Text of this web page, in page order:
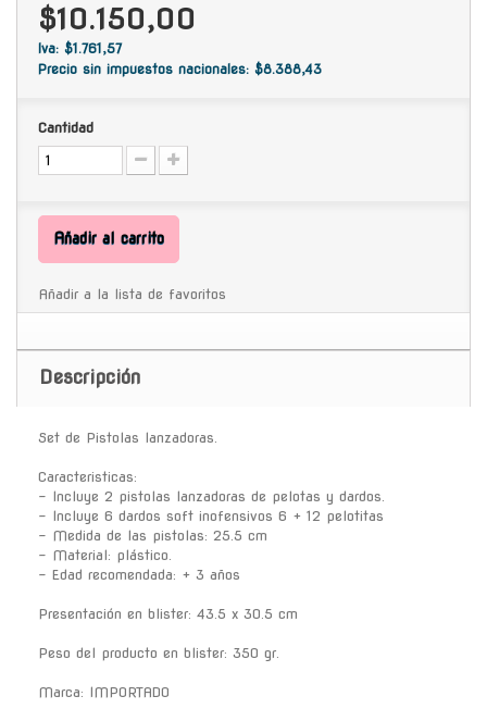
$10.150,00
Iva: $1.761,57
Precio sin impuestos nacionales: $8.388,43
Cantidad
Añadir al carrito
Añadir a la lista de favoritos
Descripción
Set de Pistolas lanzadoras.
Caracteristicas:
- Incluye 2 pistolas lanzadoras de pelotas y dardos.
- Incluye 6 dardos soft inofensivos 6 + 12 pelotitas
- Medida de las pistolas: 25.5 cm
- Material: plástico.
- Edad recomendada: + 3 años
Presentación en blister: 43.5 x 30.5 cm
Peso del producto en blister: 350 gr.
Marca: IMPORTADO